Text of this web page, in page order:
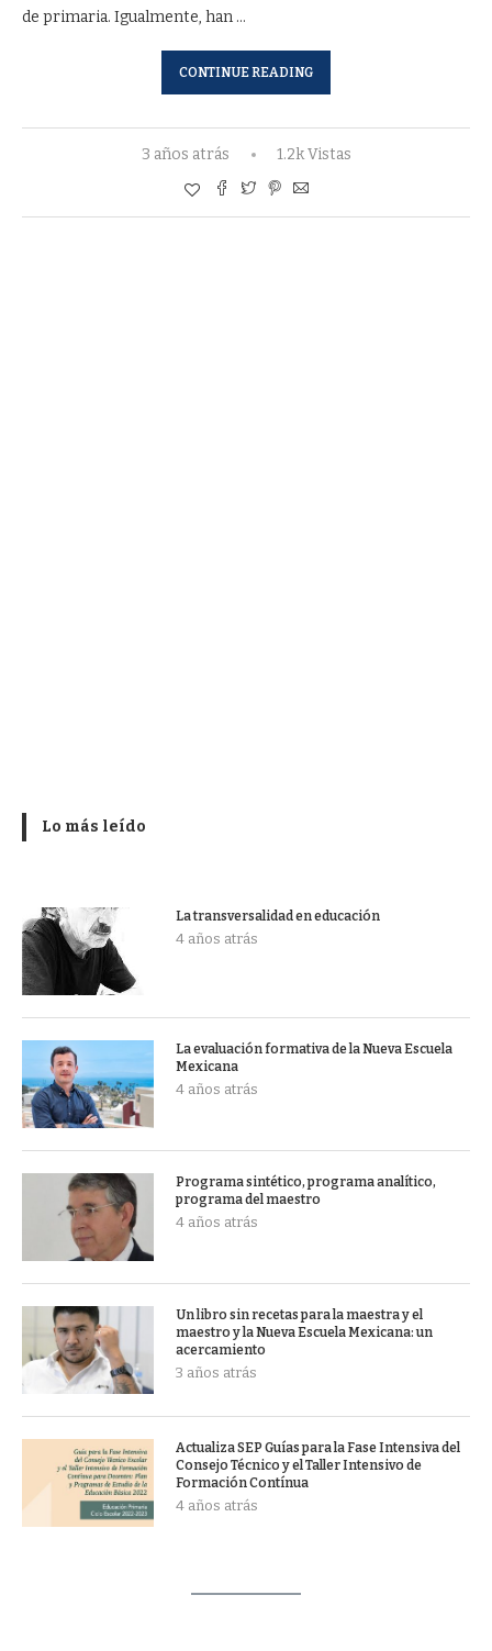
de primaria. Igualmente, han …
CONTINUE READING
3 años atrás 1.2k Vistas
Lo más leído
La transversalidad en educación
4 años atrás
La evaluación formativa de la Nueva Escuela
Mexicana
4 años atrás
Programa sintético, programa analítico,
programa del maestro
4 años atrás
Un libro sin recetas para la maestra y el
maestro y la Nueva Escuela Mexicana: un
acercamiento
3 años atrás
Actualiza SEP Guías para la Fase Intensiva del
Consejo Técnico y el Taller Intensivo de
Formación Contínua
4 años atrás